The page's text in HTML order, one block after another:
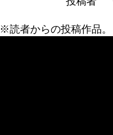
※読者からの投稿作品